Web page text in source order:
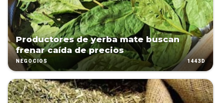
Productores de yerba mate buscan
frenar caída de precios
NEGOCIOS 1443D